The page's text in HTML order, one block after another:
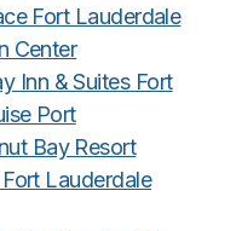
Fort Lauderdale
Center
Inn & Suites Fort
Port
Bay Resort
Lauderdale